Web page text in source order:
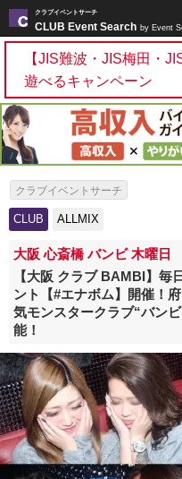
クラブイベントサーチ
CLUB Event Search by Event
【JIS難波・JIS梅田・
遊べるキャンペーン
クラブイベントサーチ
CLUB ALLMIX
大阪 心斎橋 バンビ 木曜日
【大阪 クラブ BAMBI】毎
ント【#エナボム】開催！
気モンスタークラブ“バン
能！